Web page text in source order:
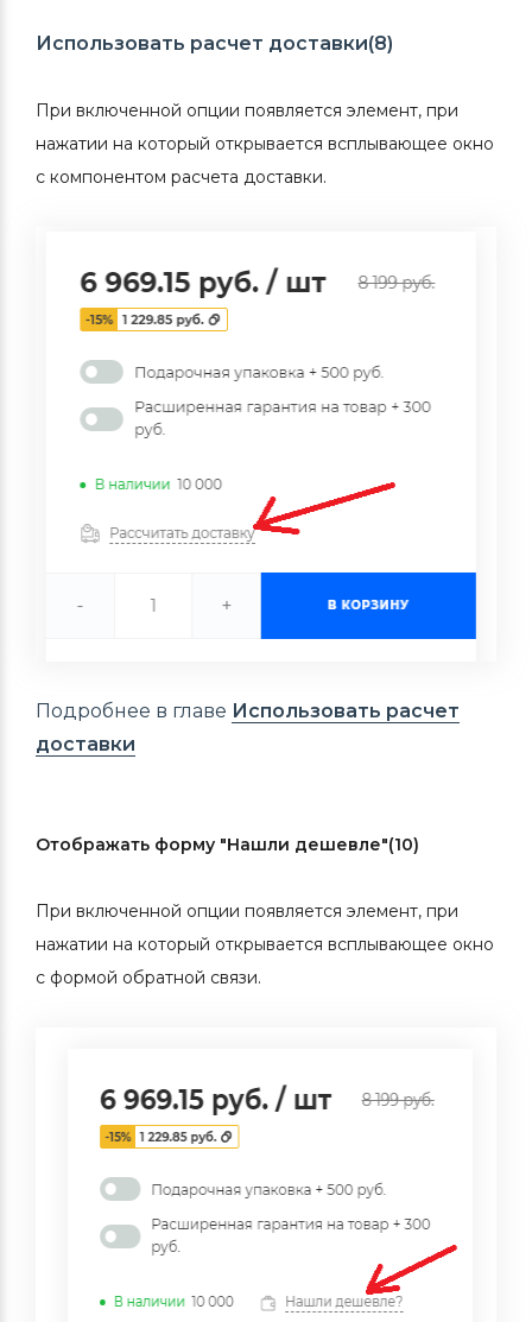
Использовать расчет доставки(8)
При включенной опции появляется элемент, при
нажатии на который открывается всплывающее окно
с компонентом расчета доставки.
Подробнее в главе Использовать расчет
доставки
Отображать форму "Нашли дешевле"(10)
При включенной опции появляется элемент, при
нажатии на который открывается всплывающее окно
с формой обратной связи.